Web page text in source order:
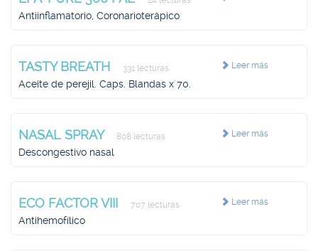
Antiinflamatorio, Coronarioterápico
Leer más
TASTY BREATH 331 lecturas
Aceite de perejil. Caps. Blandas x 70.
Leer más
NASAL SPRAY 808 lecturas
Descongestivo nasal
Leer más
ECO FACTOR VIII 707 lecturas
Antihemofílico